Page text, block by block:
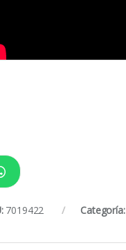
7019422 Categoría: